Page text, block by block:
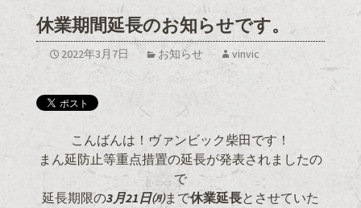
休業期間延長のお知らせです。
2022年3月7日 お知らせ vinvic
こんばんは！ヴァンビック柴田です！
まん延防止等重点措置の延長が発表されましたの
で
延長期限の3月21日㈪まで休業延長とさせていた